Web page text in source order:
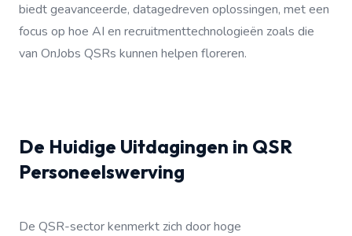
biedt geavanceerde, datagedreven oplossingen, met een
focus op hoe AI en recruitmenttechnologieën zoals die
van OnJobs QSRs kunnen helpen floreren.
De Huidige Uitdagingen in QSR
Personeelswerving
De QSR-sector kenmerkt zich door hoge